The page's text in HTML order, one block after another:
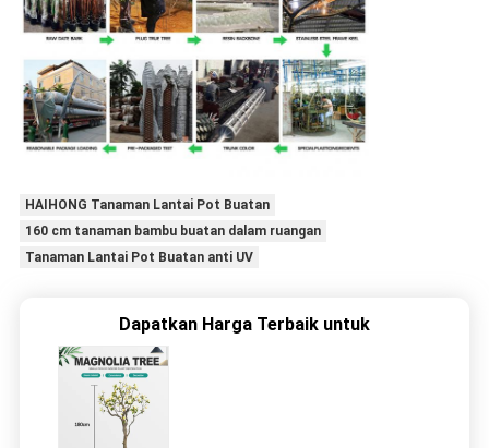
HAIHONG Tanaman Lantai Pot Buatan
160 cm tanaman bambu buatan dalam ruangan
Tanaman Lantai Pot Buatan anti UV
Dapatkan Harga Terbaik untuk